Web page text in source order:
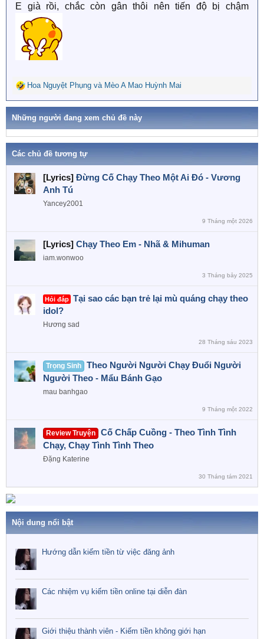
E già rồi, chắc còn gân thôi nên tiến độ bị chậm
R
e
c
t
i
o
n
s
:
Hoa Nguyệt Phụng và Mèo A Mao Huỳnh Mai
Những người đang xem chủ đề này
Các chủ đề tương tự
[Lyrics] Đừng Cố Chạy Theo Một Ai Đó - Vương
Anh Tú
Yancey2001
9 Tháng một 2026
[Lyrics] Chạy Theo Em - Nhã & Mihuman
iam.wonwoo
3 Tháng bảy 2025
Hỏi đáp Tại sao các bạn trẻ lại mù quáng chạy theo
idol?
Hương sad
28 Tháng sáu 2023
Trọng Sinh
Theo Người Người Chạy Đuổi Người
Người Theo - Mẩu Bánh Gạo
mau banhgao
9 Tháng một 2022
Review Truyện
Cố Chấp Cuồng - Theo Tình Tình
Chạy, Chạy Tình Tình Theo
Đặng Katerine
30 Tháng tám 2021
Nội dung nổi bật
Hướng dẫn kiếm tiền từ việc đăng ảnh
Các nhiệm vụ kiếm tiền online tại diễn đàn
Giới thiệu thành viên - Kiếm tiền không giới hạn